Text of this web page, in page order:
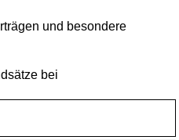
und besondere
bei